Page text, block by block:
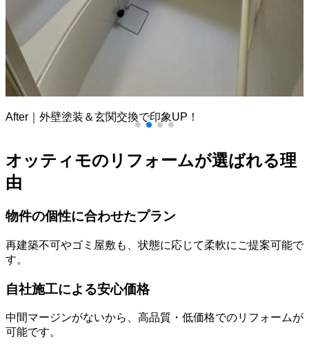
Before｜ゴミ屋敷状態のリビング
オッティモのリフォームが選ばれる理
由
物件の個性に合わせたプラン
再建築不可やゴミ屋敷も、状態に応じて柔軟にご提案可能で
す。
自社施工による安心価格
中間マージンがないから、高品質・低価格でのリフォームが
可能です。